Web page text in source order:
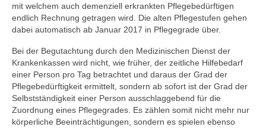
Karriere
mit welchem auch demenziell erkrankten Pflegebedürftigen
endlich Rechnung getragen wird. Die alten Pflegestufen gehen
dabei automatisch ab Januar 2017 in Pflegegrade über.
Bei der Begutachtung durch den Medizinischen Dienst der
Krankenkassen wird nicht, wie früher, der zeitliche Hilfebedarf
einer Person pro Tag betrachtet und daraus der Grad der
Pflegebedürftigkeit ermittelt, sondern ab sofort ist der Grad der
Selbstständigkeit einer Person ausschlaggebend für die
Zuordnung eines Pflegegrades. Es zählen somit nicht mehr nur
körperliche Beeinträchtigungen, sondern es spielen ebenso